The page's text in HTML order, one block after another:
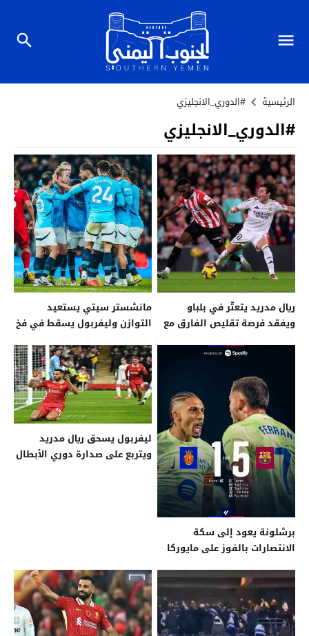
الرئيسية #الدوري_الانجليزي
#الدوري_الانجليزي
ريال مدريد يتعثّر في بلباو
ويفقد فرصة تقليص الفارق مع
مانشستر سيتي يستعيد
التوازن وليفربول يسقط في فخ
برشلونة يعود إلى سكة
الانتصارات بالفوز على مايوركا
ليفربول يسحق ريال مدريد
ويتربع على صدارة دوري الأبطال